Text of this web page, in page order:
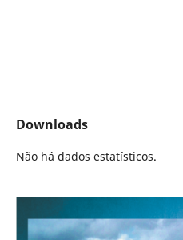
Downloads
Não há dados estatísticos.